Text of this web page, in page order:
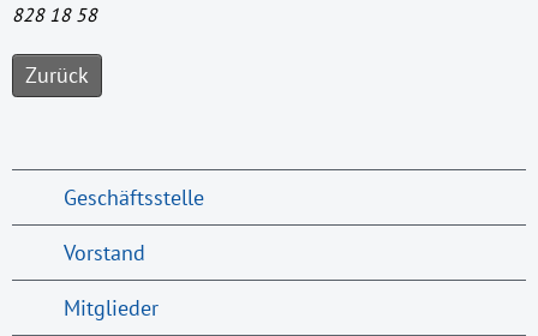
828 18 58
Zurück
Geschäftsstelle
Vorstand
Mitglieder